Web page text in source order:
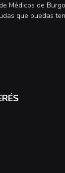
Médicos de
que puedas